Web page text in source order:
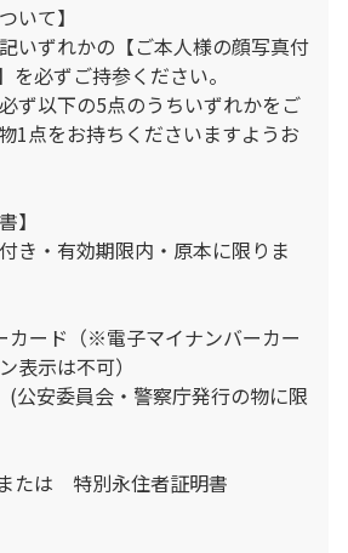
いて】
いずれかの【ご本人様の顔写真付
を必ずご持参ください。
ず以下の5点のうちいずれかをご
1点をお持ちくださいますようお
】
き・有効期限内・原本に限りま
カード（※電子マイナンバーカー
表示は不可）
(公安委員会・警察庁発行の物に限
または 特別永住者証明書